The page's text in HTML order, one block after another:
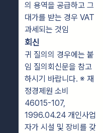
의 용역을 공급하고 그
대가를 받는 경우 VAT
과세되는 것임
회신
귀 질의의 경우에는 붙
임 질의회신문을 참고
하시기 바랍니다. ※ 재
정경제원 소비
46015-107,
1996.04.24 개인사업
자가 시설 및 장비를 갖